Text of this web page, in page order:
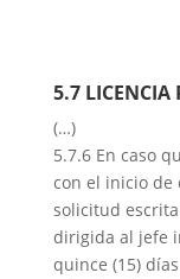
5.7 LICENCIA
(…)
5.7.6 En caso
con el inicio de
solicitud
dirigida al jefe
quince (15)